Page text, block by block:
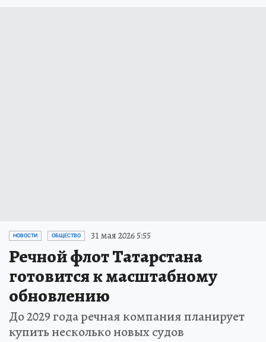
НОВОСТИ ОБЩЕСТВО 31 мая 2026 5:55
Речной флот Татарстана
готовится к масштабному
обновлению
До 2029 года речная компания планирует
купить несколько новых судов